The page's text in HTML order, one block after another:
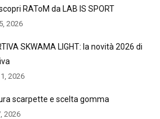
RAToM da LAB IS SPORT
2026
SKWAMA LIGHT: la novità 2026 di
2026
scarpette e scelta gomma
2026